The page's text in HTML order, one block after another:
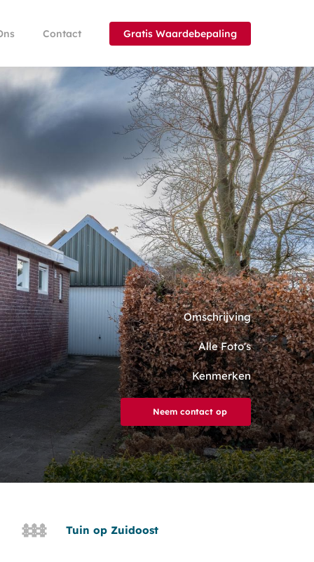
Contact Gratis Waardebepaling
Omschrijving
Alle Foto's
Kenmerken
Neem contact op
Tuin op Zuidoost